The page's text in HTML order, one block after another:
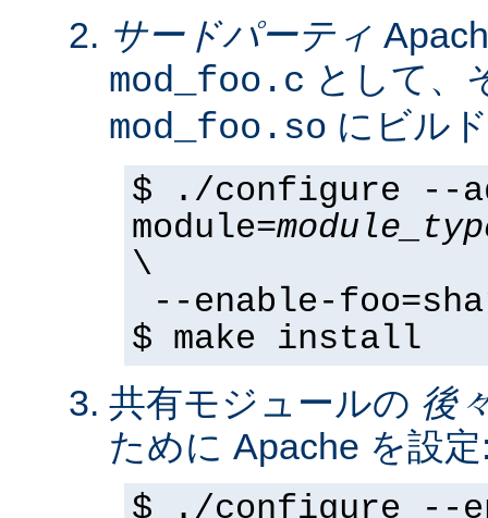
サードパーティ
mod_foo.c として、
mod_foo.so にビル
$ ./configure --
module=
\
--enable-
$ make install
共有モジュールの 後
ために Apache を設
$ ./configure --